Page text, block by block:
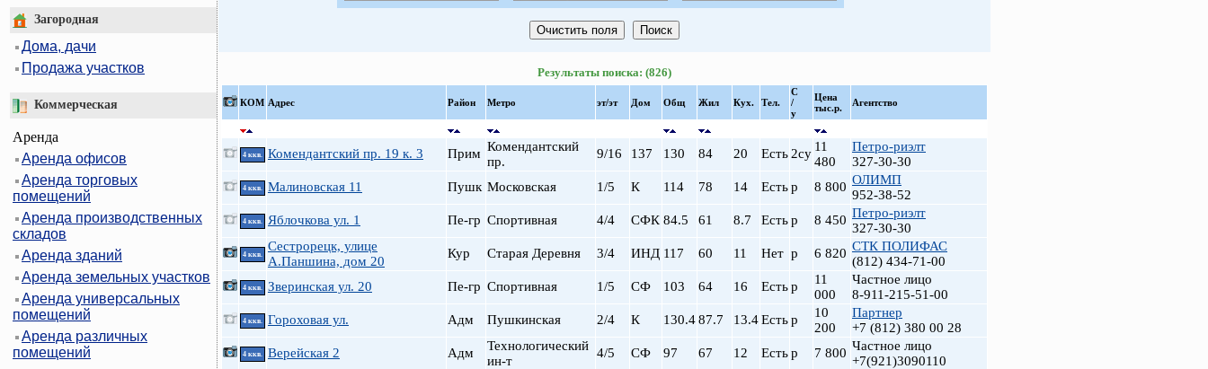
Загородная
Дома, дачи
Продажа участков
Коммерческая
Аренда
Аренда офисов
Аренда торговых
помещений
Аренда производственных
складов
Аренда зданий
Аренда земельных участков
Аренда универсальных
помещений
Аренда различных
помещений
Петроградский
Приморский
Брежневка
Индивидуальный
Кирпично-Монолитный
Кирпичный
Новый Блочный
Реконструкция
Ст.Фонд Кап.Рем.
Старый фонд (СФ)
Хрущевка
Звенигородская
Кировский завод
Крестовский о-в
Ленинский пр.
Лиговский пр.
Ломоносовская
Московская
Результаты поиска: (826)
КOМ Адрес Район Метро эт/эт Дом Общ Жил Кух. Тел.
С
/
у
Цена
тыс.р.
Агентство
4 ккв. Комендантский пр. 19 к. 3 Прим Комендантский
пр.
9/16 137 130 84 20 Есть 2су 11
480
Петро-риэлт
327-30-30
4 ккв. Малиновская 11 Пушк Московская 1/5 К 114 78 14 Естьр 8 800 ОЛИМП
952-38-52
4 ккв. Яблочкова ул. 1 Пе-гр Спортивная 4/4 СФК 84.5 61 8.7 Естьр 8 450 Петро-риэлт
327-30-30
4 ккв.
Сестрорецк, улице
А.Паншина, дом 20
Кур Старая Деревня 3/4 ИНД 117 60 11 Нет р 6 820 СТК ПОЛИФАС
(812) 434-71-00
4 ккв. Зверинская ул. 20 Пе-гр Спортивная 1/5 СФ 103 64 16 Естьр
11
000
Частное лицо
8-911-215-51-00
4 ккв. Гороховая ул. Адм Пушкинская 2/4 К 130.487.7 13.4Естьр
10
200
Партнер
+7 (812) 380 00 28
4 ккв. Верейская 2 Адм
Технологический
ин-т
4/5 СФ 97 67 12 Естьр 7 800 Частное лицо
+7(921)3090110